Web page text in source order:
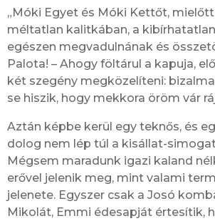
„Móki Egyet és Móki Kettőt,
méltatlan kalitkában, a
egészen megvadulnának és
Palota! – Ahogy föltárul a kapuja,
két szegény megközelíteni:
se hiszik, hogy mekkora öröm vár
Aztán képbe kerül egy teknős, és
dolog nem lép túl a kisállat-
Mégsem maradunk igazi kaland
erővel jelenik meg, mint valami
jelenete. Egyszer csak a Josó
Mikolát, Emmi édesapját értesítik,